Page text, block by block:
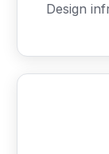
Design